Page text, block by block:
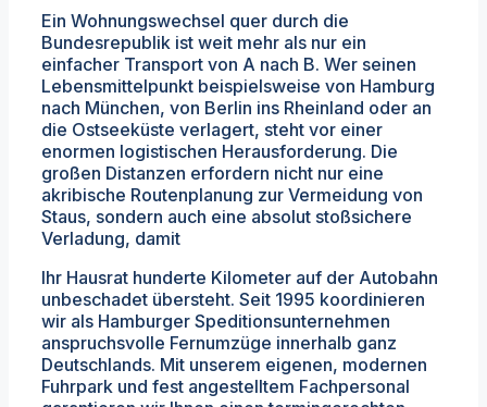
Ein Wohnungswechsel quer durch die
Bundesrepublik ist weit mehr als nur ein
einfacher Transport von A nach B. Wer seinen
Lebensmittelpunkt beispielsweise von Hamburg
nach München, von Berlin ins Rheinland oder an
die Ostseeküste verlagert, steht vor einer
enormen logistischen Herausforderung. Die
großen Distanzen erfordern nicht nur eine
akribische Routenplanung zur Vermeidung von
Staus, sondern auch eine absolut stoßsichere
Verladung, damit
Ihr Hausrat hunderte Kilometer auf der Autobahn
unbeschadet übersteht. Seit 1995 koordinieren
wir als Hamburger Speditionsunternehmen
anspruchsvolle Fernumzüge innerhalb ganz
Deutschlands. Mit unserem eigenen, modernen
Fuhrpark und fest angestelltem Fachpersonal